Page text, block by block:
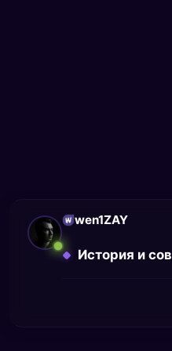
wen1ZAY
История и